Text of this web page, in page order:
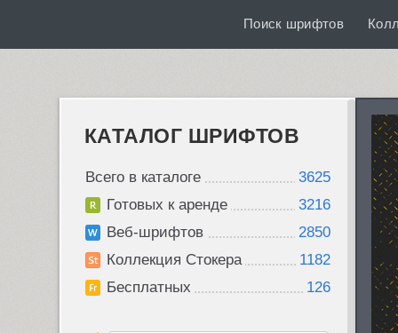
Поиск шрифтов
КАТАЛОГ ШРИФТОВ
Всего в каталоге
3625
Готовых к аренде
3216
Веб-шрифтов
2850
Коллекция Стокера
1182
Бесплатных
126